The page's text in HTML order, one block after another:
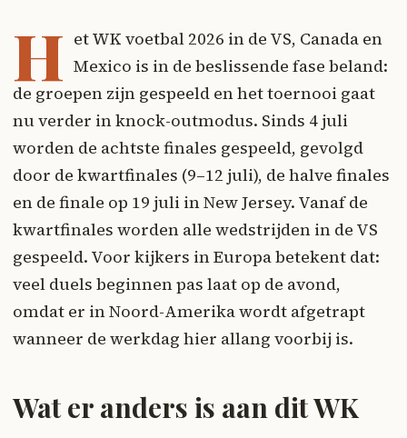
H et WK voetbal 2026 in de VS, Canada en
Mexico is in de beslissende fase beland:
de groepen zijn gespeeld en het toernooi gaat
nu verder in knock-outmodus. Sinds 4 juli
worden de achtste finales gespeeld, gevolgd
door de kwartfinales (9–12 juli), de halve finales
en de finale op 19 juli in New Jersey. Vanaf de
kwartfinales worden alle wedstrijden in de VS
gespeeld. Voor kijkers in Europa betekent dat:
veel duels beginnen pas laat op de avond,
omdat er in Noord-Amerika wordt afgetrapt
wanneer de werkdag hier allang voorbij is.
Wat er anders is aan dit WK